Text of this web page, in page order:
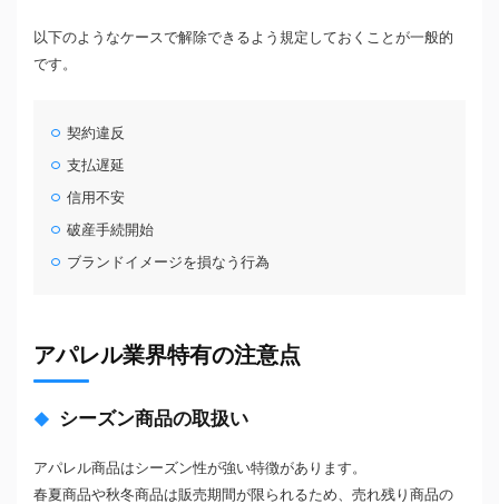
以下のようなケースで解除できるよう規定しておくことが一般的
です。
契約違反
支払遅延
信用不安
破産手続開始
ブランドイメージを損なう行為
アパレル業界特有の注意点
シーズン商品の取扱い
アパレル商品はシーズン性が強い特徴があります。
春夏商品や秋冬商品は販売期間が限られるため、売れ残り商品の